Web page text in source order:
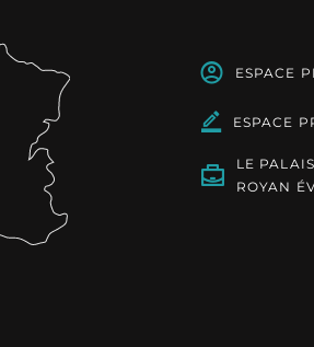
ESPACE
ESPACE
LE PALAIS
ROYAN